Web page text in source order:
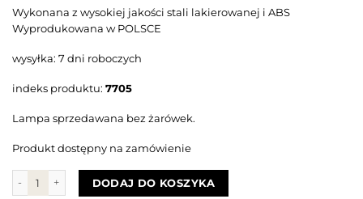
Wykonana z wysokiej jakości stali lakierowanej i ABS
Wyprodukowana w POLSCE
wysyłka: 7 dni roboczych
indeks produktu: 7705
Lampa sprzedawana bez żarówek.
Produkt dostępny na zamówienie
ilość LAMPA PODŁOGOWA STOJĄCA PODWÓJNA MONO 120CM
DODAJ DO KOSZYKA